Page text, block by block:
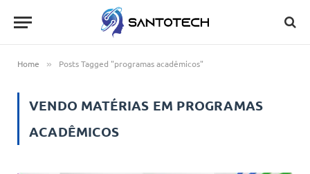
Home » Posts Tagged "programas acadêmicos"
VENDO MATÉRIAS EM PROGRAMAS
ACADÊMICOS